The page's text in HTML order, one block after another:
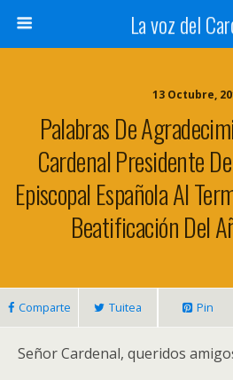
La voz del
13 Octubre,
Palabras De
Cardenal Presidente
Episcopal Española Al
Beatificación Del
Comparte Tuitea Pin
Señor Cardenal, queridos